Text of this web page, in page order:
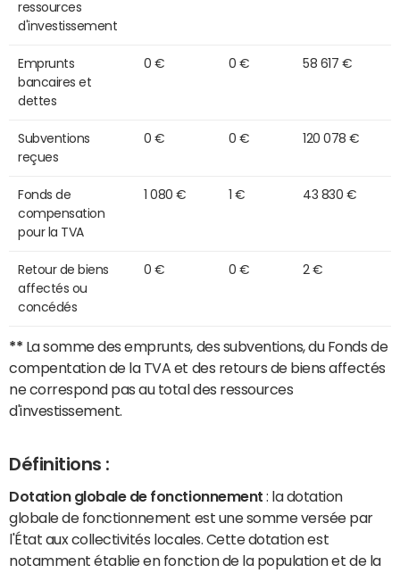
ressources
d'investissement
Emprunts
bancaires et
dettes
0 € 0 € 58 617 €
Subventions
reçues
0 € 0 € 120 078 €
Fonds de
compensation
pour la TVA
1 080 € 1 € 43 830 €
Retour de biens
affectés ou
concédés
0 € 0 € 2 €
** La somme des emprunts, des subventions, du Fonds de
compentation de la TVA et des retours de biens affectés
ne correspond pas au total des ressources
d'investissement.
Définitions :
Dotation globale de fonctionnement : la dotation
globale de fonctionnement est une somme versée par
l'État aux collectivités locales. Cette dotation est
notamment établie en fonction de la population et de la